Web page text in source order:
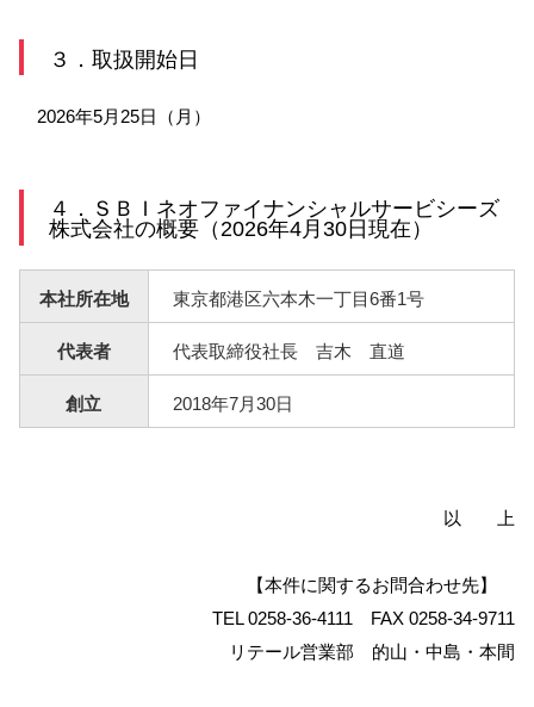
３．取扱開始日
2026年5月25日（月）
４．ＳＢＩネオファイナンシャルサービシーズ
株式会社の概要（2026年4月30日現在）
本社所在地 東京都港区六本木一丁目6番1号
代表者 代表取締役社長 吉木 直道
創立 2018年7月30日
以 上
【本件に関するお問合わせ先】
TEL 0258-36-4111 FAX 0258-34-9711
リテール営業部 的山・中島・本間